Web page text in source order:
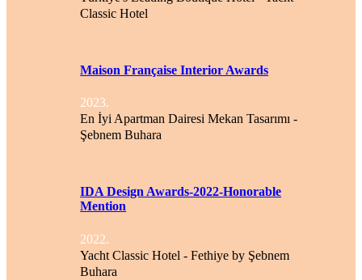
Classic Hotel
Maison Française Interior Awards
2023.
En İyi Apartman Dairesi Mekan Tasarımı -
Şebnem Buhara
IDA Design Awards-2022-Honorable
Mention
2022.
Yacht Classic Hotel - Fethiye by Şebnem
Buhara